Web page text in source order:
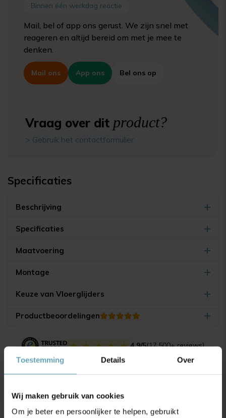
Toestemming Details Over
Wij maken gebruik van cookies
Om je beter en persoonlijker te helpen, gebruikt
Binnen één werkdag reactie
Mail, bel of app ons gerust. We zijn snel met
reageren en altijd bereid om met je mee te
denken.
Mail ons App ons Bel ons op
Vraag over dit product?
> Gebruik het contactformulier
Specificaties
Beschrijving
Specificaties
Maatvoering
Montage
Keuze van Vloerglijders
Productbeoordelingen
4.9/5(17.500+ reviews)